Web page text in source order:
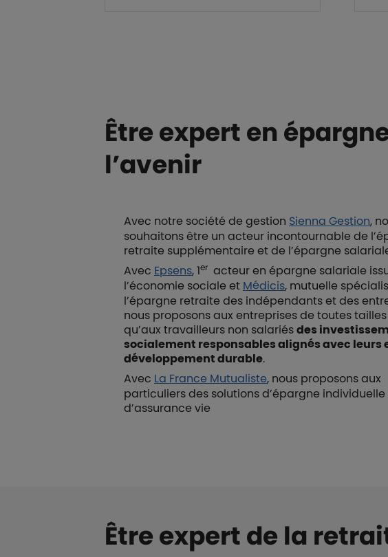
Être expert en
l’avenir
Avec notre société de gestion Sienna Gestion,
souhaitons être un acteur incontournable de
retraite supplémentaire et de l’épargne
Avec Epsens, 1er acteur en épargne salariale
l’économie sociale et Médicis, mutuelle
l’épargne retraite des indépendants et des
nous proposons aux entreprises de toutes
qu’aux travailleurs non salariésdes
socialement responsables alignés avec leurs
développement durable.
Avec La France Mutualiste, nous proposons aux
particuliers des solutions d’épargne
d’assurance vie
Être expert de la